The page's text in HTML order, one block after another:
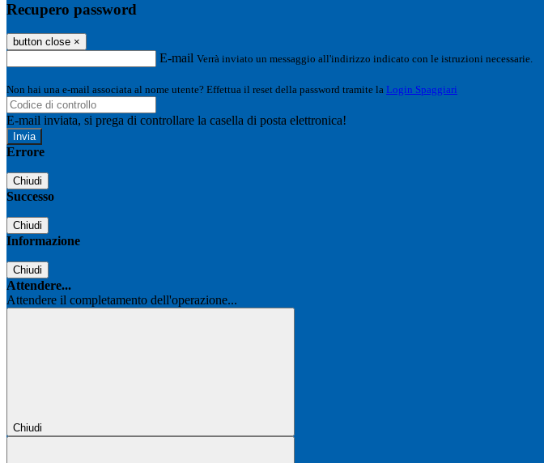
Recupero password
button close ×
E-mail Verrà inviato un messaggio all'indirizzo indicato con le istruzioni necessarie.
Non hai una e-mail associata al nome utente? Effettua il reset della password tramite la Login Spaggiari
E-mail inviata, si prega di controllare la casella di posta elettronica!
Errore
Chiudi
Successo
Chiudi
Informazione
Chiudi
Attendere...
Attendere il completamento dell'operazione...
Chiudi